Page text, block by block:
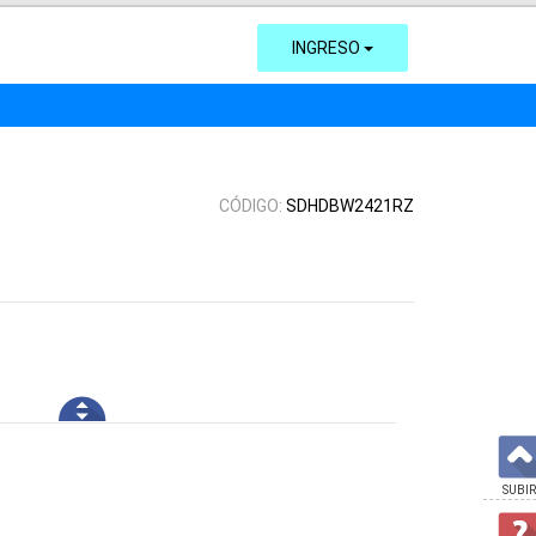
INGRESO
CÓDIGO: SDHDBW2421RZ
SUBIR